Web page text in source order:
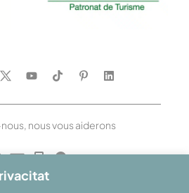
nous vous aiderons